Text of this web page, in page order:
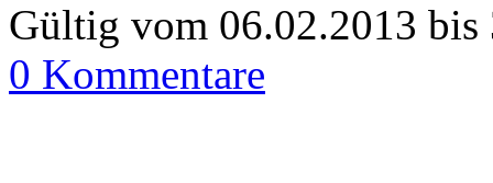
Gültig vom 06.02.2013 bis
0 Kommentare